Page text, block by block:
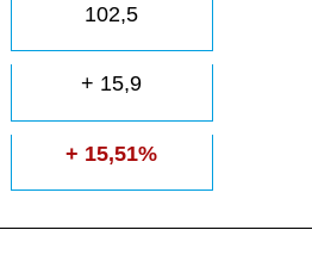
102,5
+ 15,9
+ 15,51%